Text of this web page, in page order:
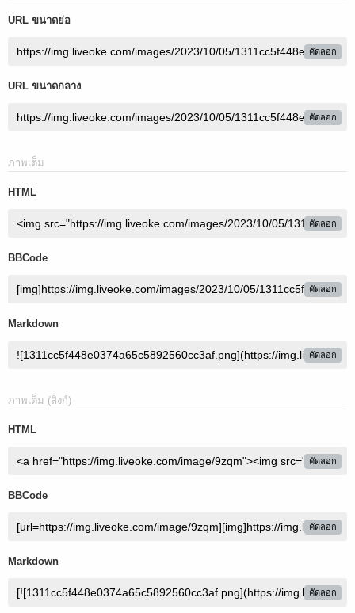
URL ขนาดย่อ
คัดลอก
URL ขนาดกลาง
คัดลอก
ภาพเต็ม
HTML
คัดลอก
BBCode
คัดลอก
Markdown
คัดลอก
ภาพเต็ม (ลิงก์)
HTML
คัดลอก
BBCode
คัดลอก
Markdown
คัดลอก